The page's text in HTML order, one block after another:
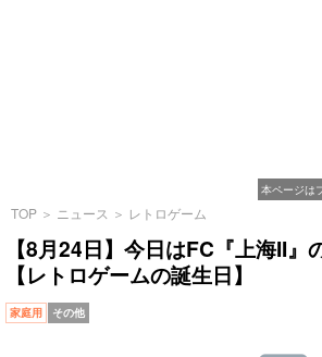
本ページは
TOP ＞ ニュース ＞ レトロゲーム
【8月24日】今日はFC『上海II』
【レトロゲームの誕生日】
家庭用 その他